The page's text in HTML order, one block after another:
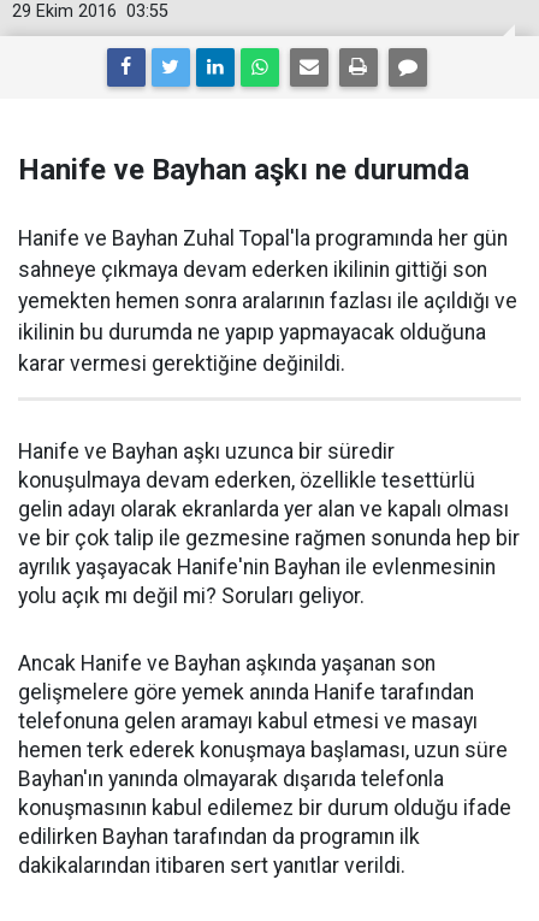
03:55
29 Ekim 2016
Hanife ve Bayhan aşkı ne durumda
Hanife ve Bayhan Zuhal Topal'la programında her gün
sahneye çıkmaya devam ederken ikilinin gittiği son
yemekten hemen sonra aralarının fazlası ile açıldığı ve
ikilinin bu durumda ne yapıp yapmayacak olduğuna
karar vermesi gerektiğine değinildi.
Hanife ve Bayhan aşkı uzunca bir süredir
konuşulmaya devam ederken, özellikle tesettürlü
gelin adayı olarak ekranlarda yer alan ve kapalı olması
ve bir çok talip ile gezmesine rağmen sonunda hep bir
ayrılık yaşayacak Hanife'nin Bayhan ile evlenmesinin
yolu açık mı değil mi? Soruları geliyor.
Ancak Hanife ve Bayhan aşkında yaşanan son
gelişmelere göre yemek anında Hanife tarafından
telefonuna gelen aramayı kabul etmesi ve masayı
hemen terk ederek konuşmaya başlaması, uzun süre
Bayhan'ın yanında olmayarak dışarıda telefonla
konuşmasının kabul edilemez bir durum olduğu ifade
edilirken Bayhan tarafından da programın ilk
dakikalarından itibaren sert yanıtlar verildi.